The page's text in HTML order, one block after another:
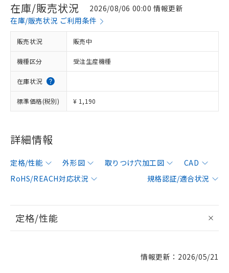
在庫/販売状況
2026/08/06 00:00 情報更新
在庫/販売状況 ご利用条件
販売状況 販売中
機種区分 受注生産機種
在庫状況
標準価格(税別) ¥ 1,190
詳細情報
定格/性能 外形図 取りつけ穴加工図
CAD
RoHS/REACH対応状況
規格認証/適合状況
定格/性能
情報更新：2026/05/21